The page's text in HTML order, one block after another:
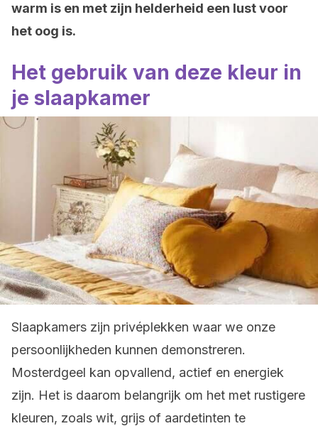
warm is en met zijn helderheid een lust voor
het oog is.
Het gebruik van deze kleur in
je slaapkamer
Slaapkamers zijn privéplekken waar we onze
persoonlijkheden kunnen demonstreren.
Mosterdgeel kan opvallend, actief en energiek
zijn. Het is daarom belangrijk om het met rustigere
kleuren, zoals wit, grijs of aardetinten te